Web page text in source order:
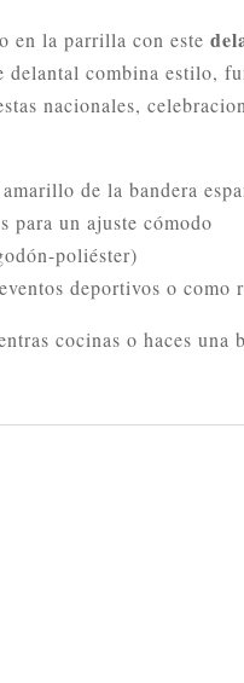
en la parrilla con este
delantal combina estilo,
nacionales,
de la bandera
para un ajuste cómodo
poliéster)
deportivos o como
cocinas o haces